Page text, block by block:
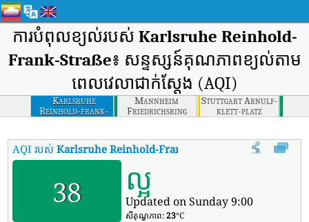
ការបំពុលខ្យល់របស់ Karlsruhe Reinhold-
Frank-Straße៖ សន្ទស្សន៍គុណភាពខ្យល់តាម
ពេលវេលាជាក់ស្តែង (AQI)
Karlsruhe
Reinhold-frank-
strasse
Mannheim
Friedrichsring
Stuttgart Arnulf-
klett-platz
AQI របស់Karlsruhe Reinhold-Frank-Straße សន្ទស្សន៍គុណភាពខ្យល់
38 ល្អ
Updated on Sunday 9:00
សីតុណ្ហភាព:23°C